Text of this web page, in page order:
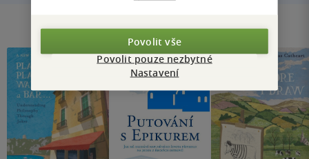
Povolit vše
Povolit pouze nezbytné
Nastavení